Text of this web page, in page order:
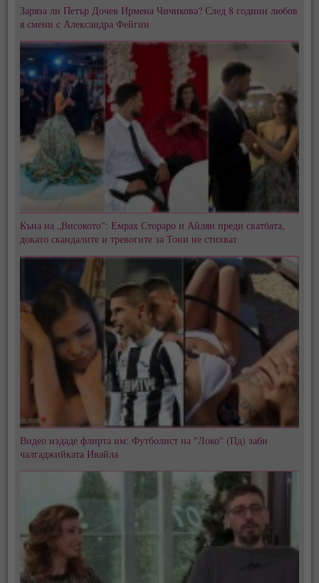
Заряза ли Петър Дочев Ирмена Чичикова? След 8 години любов
я смени с Александра Фейгин
Къна на „Високото": Емрах Стораро и Айлян преди сватбата,
докато скандалите и тревогите за Тони не стихват
Видео издаде флирта им: Футболист на "Локо" (Пд) заби
чалгаджийката Ивайла